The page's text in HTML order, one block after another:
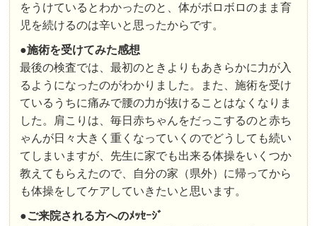
をうけているとわかったのと、体がボロボロのまま育
児を続けるのは辛いと思ったからです。
●施術を受けてみた感想
最後の検査では、最初のときよりもあきらかに力が入
るようになったのがわかりました。また、施術を受け
ているうちに痛みで腰の力が抜けることはなくなりま
した。肩こりは、毎日赤ちゃんをだっこするのと赤ち
ゃんが日々大きく重くなっていくのでどうしても続い
てしまいますが、先生に家でも出来る体操をいくつか
教えてもらえたので、自分の家（県外）に帰ってから
も体操をしてケアしていきたいと思います。
●ご来院される方へのﾒｯｾｰｼﾞ